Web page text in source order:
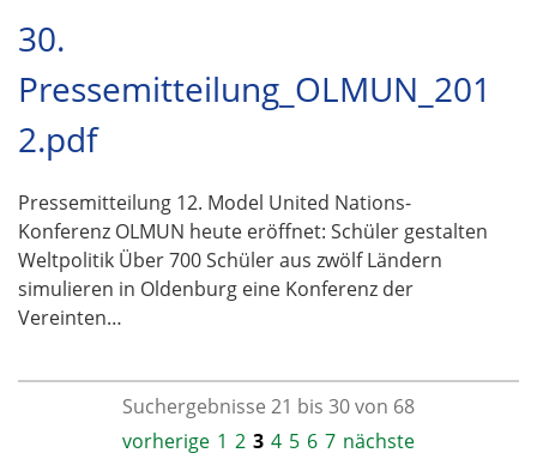
30.
Pressemitteilung_OLMUN_201
2.pdf
Pressemitteilung 12. Model United Nations-
Konferenz OLMUN heute eröffnet: Schüler gestalten
Weltpolitik Über 700 Schüler aus zwölf Ländern
simulieren in Oldenburg eine Konferenz der
Vereinten…
Suchergebnisse 21 bis 30 von 68
vorherige 1 2 3 4 5 6 7 nächste